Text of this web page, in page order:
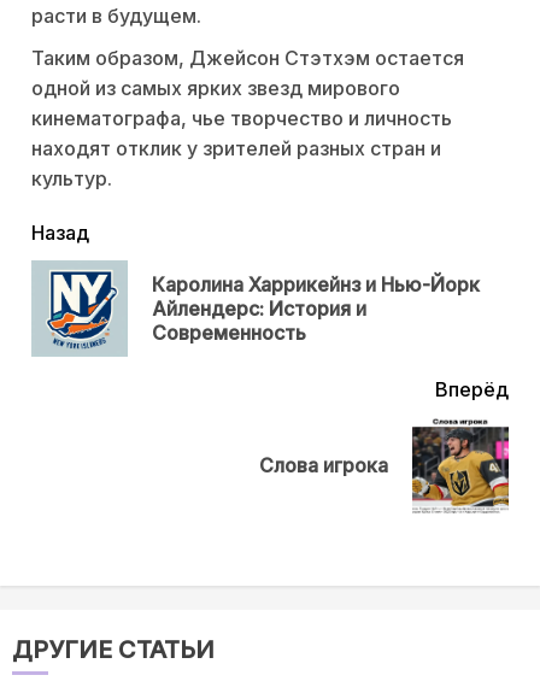
расти в будущем.
Таким образом, Джейсон Стэтхэм остается
одной из самых ярких звезд мирового
кинематографа, чье творчество и личность
находят отклик у зрителей разных стран и
культур.
читать
еще
Назад
Каролина Харрикейнз и Нью-Йорк
Айлендерс: История и
Современность
Вперёд
Слова игрока
ДРУГИЕ СТАТЬИ